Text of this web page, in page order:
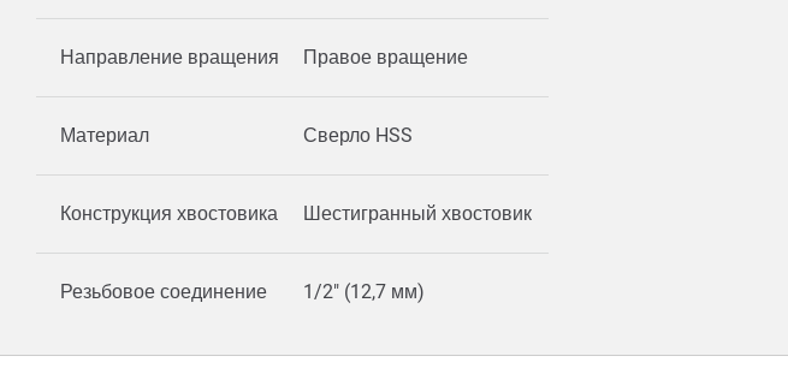
Направление вращения Правое вращение
Материал Сверло HSS
Конструкция хвостовика Шестигранный хвостовик
Резьбовое соединение 1/2" (12,7 мм)